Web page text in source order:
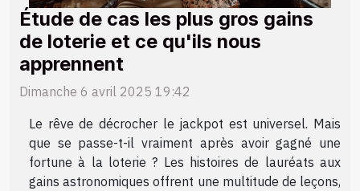
Étude de cas les plus gros gains
de loterie et ce qu'ils nous
apprennent
Dimanche 6 avril 2025 19:42
Le rêve de décrocher le jackpot est universel. Mais
que se passe-t-il vraiment après avoir gagné une
fortune à la loterie ? Les histoires de lauréats aux
gains astronomiques offrent une multitude de leçons,